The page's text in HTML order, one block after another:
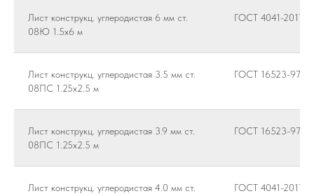
Лист конструкц. углеродистая 6 мм ст.
08Ю 1.5х6 м
ГОСТ 4041-2017
Лист конструкц. углеродистая 3.5 мм ст.
08ПС 1.25х2.5 м
ГОСТ 16523-97
Лист конструкц. углеродистая 3.9 мм ст.
08ПС 1.25х2.5 м
ГОСТ 16523-97
Лист конструкц. углеродистая 4.0 мм ст.
ГОСТ 4041-2017